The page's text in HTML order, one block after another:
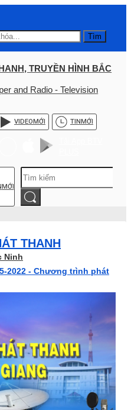
Tìm
TRUYỀN HÌNH BẮC
and Radio - Television
VIDEOMỚI TINMỚI
MỚI
THANH
Ninh
2022 - Chương trình phát